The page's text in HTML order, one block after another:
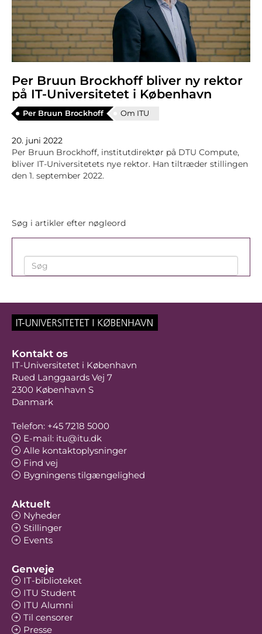
Per Bruun Brockhoff bliver ny rektor
på IT-Universitetet i København
Per Bruun Brockhoff Om ITU
20. juni 2022
Per Bruun Brockhoff, institutdirektør på DTU Compute,
bliver IT-Universitetets nye rektor. Han tiltræder stillingen
den 1. september 2022.
Søg i artikler efter nøgleord
Kontakt os
IT-Universitetet i København
Rued Langgaards Vej 7
2300 København S
Danmark
Telefon: +45 7218 5000
E-mail: itu@itu.dk
Alle kontaktoplysninger
Find vej
Bygningens tilgængelighed
Aktuelt
Nyheder
Stillinger
Events
Genveje
IT-biblioteket
ITU Student
ITU Alumni
Til censorer
Presse